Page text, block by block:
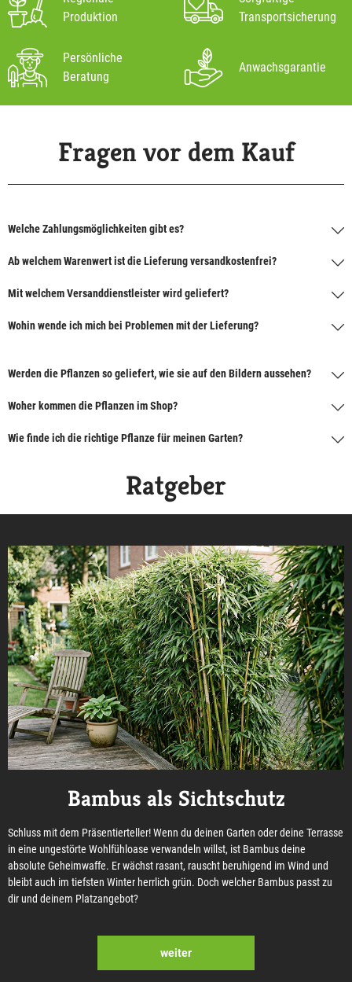
Produktion
Transportsicherung
Persönliche
Beratung
Anwachsgarantie
Fragen vor dem Kauf
Welche Zahlungsmöglichkeiten gibt es?
Ab welchem Warenwert ist die Lieferung versandkostenfrei?
Mit welchem Versanddienstleister wird geliefert?
Wohin wende ich mich bei Problemen mit der Lieferung?
Werden die Pflanzen so geliefert, wie sie auf den Bildern aussehen?
Woher kommen die Pflanzen im Shop?
Wie finde ich die richtige Pflanze für meinen Garten?
Ratgeber
Bambus als Sichtschutz
Schluss mit dem Präsentierteller! Wenn du deinen Garten oder deine Terrasse
in eine ungestörte Wohlfühloase verwandeln willst, ist Bambus deine
absolute Geheimwaffe. Er wächst rasant, rauscht beruhigend im Wind und
bleibt auch im tiefsten Winter herrlich grün. Doch welcher Bambus passt zu
dir und deinem Platzangebot?
weiter